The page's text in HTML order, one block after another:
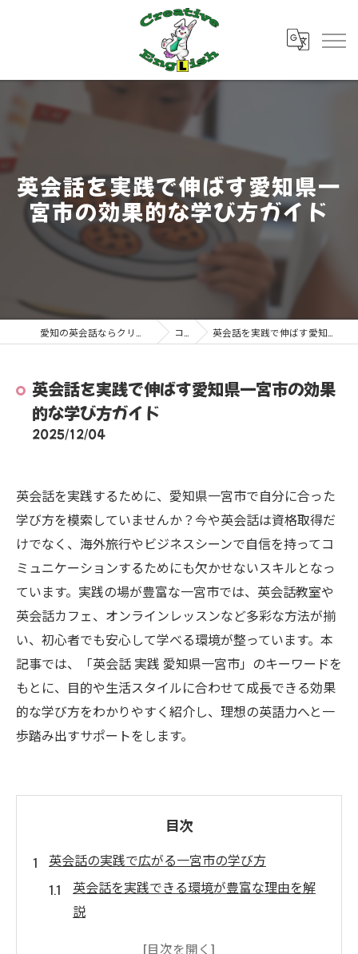
英会話を実践で伸ばす愛知県一
宮市の効果的な学び方ガイド
コラム 英会話を実践で伸ばす愛知県一宮市の効果的な学び方ガイド
英会話を実践で伸ばす愛知県一宮市の効果
的な学び方ガイド
2025/12/04
英会話を実践するために、愛知県一宮市で自分に合った
学び方を模索していませんか？今や英会話は資格取得だ
けでなく、海外旅行やビジネスシーンで自信を持ってコ
ミュニケーションするためにも欠かせないスキルとなっ
ています。実践の場が豊富な一宮市では、英会話教室や
英会話カフェ、オンラインレッスンなど多彩な方法が揃
い、初心者でも安心して学べる環境が整っています。本
記事では、「英会話 実践 愛知県一宮市」のキーワードを
もとに、目的や生活スタイルに合わせて成長できる効果
的な学び方をわかりやすく紹介し、理想の英語力へと一
歩踏み出すサポートをします。
目次
英会話の実践で広がる一宮市の学び方
英会話を実践できる環境が豊富な理由を解
説
日常で英会話を活かすコツと実践例紹介